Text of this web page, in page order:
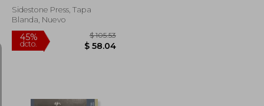
Josephine
Sidestone Press, Tapa
Blanda, Nuevo